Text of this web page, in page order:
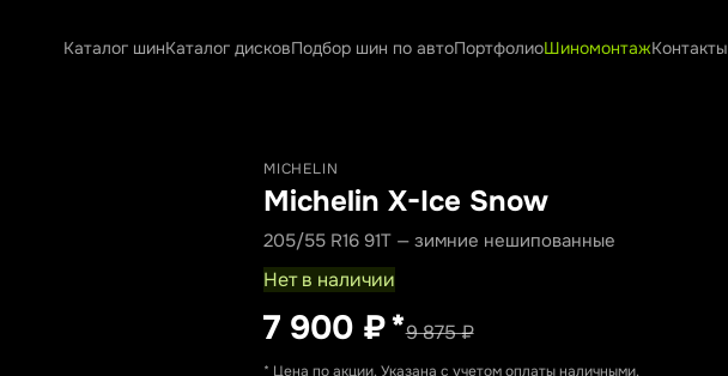
Каталог шинКаталог дисковПодбор шин по автоПортфолиоШиномонтажКонтакты
MICHELIN
Michelin X-Ice Snow
205/55 R16 91T — зимние нешипованные
Нет в наличии
7 900 ₽*9 875 ₽
* Цена по акции. Указана с учетом оплаты наличными.